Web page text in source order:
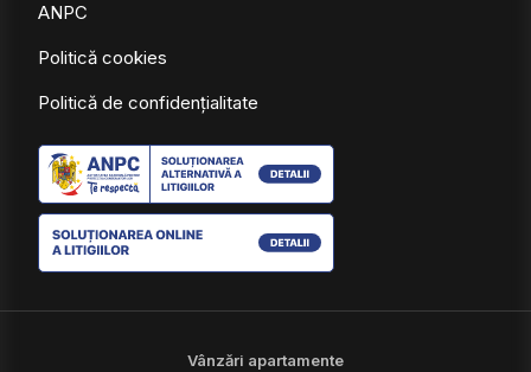
ANPC
Politică cookies
Politică de confidențialitate
Vânzări apartamente